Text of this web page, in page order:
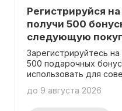
Регистрируйся
получи 500
следующую
Зарегистрируйтесь
500 подарочных
использовать для
промокоды.
до 9 августа 2026